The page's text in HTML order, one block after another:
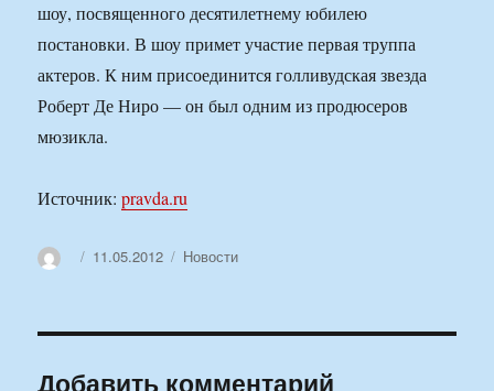
шоу, посвященного десятилетнему юбилею
постановки. В шоу примет участие первая труппа
актеров. К ним присоединится голливудская звезда
Роберт Де Ниро — он был одним из продюсеров
мюзикла.
Источник:pravda.ru
АвторОпубликовано
11.05.2012 Рубрики
Новости
Добавить комментарий